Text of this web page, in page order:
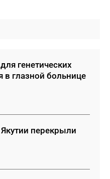
генетических
в глазной больнице
перекрыли